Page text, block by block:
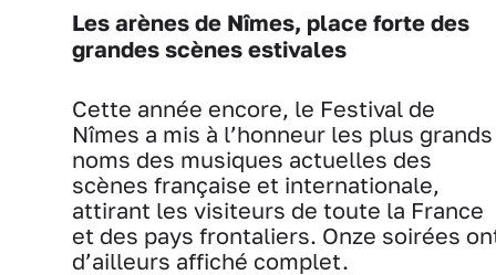
Les arènes de Nîmes, place forte des
grandes scènes estivales
Cette année encore, le Festival de
Nîmes a mis à l’honneur les plus grands
noms des musiques actuelles des
scènes française et internationale,
attirant les visiteurs de toute la France
et des pays frontaliers. Onze soirées
d’ailleurs affiché complet.